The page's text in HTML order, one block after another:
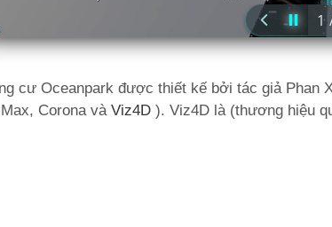
cư Oceanpark được thiết kế bởi tác giả Phan
Corona và Viz4D ). Viz4D là (thương hiệu